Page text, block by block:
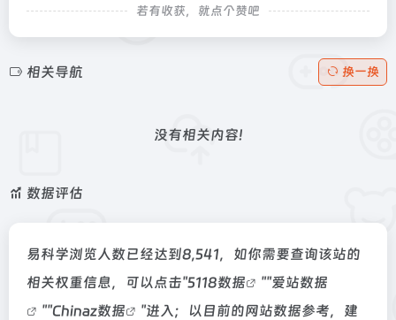
若有收获，就点个赞吧
相关导航 换一换
没有相关内容!
数据评估
易科学浏览人数已经达到8,541，如你需要查询该站的
相关权重信息，可以点击"5118数据 ""爱站数据
""Chinaz数据
"进入；以目前的网站数据参考，建